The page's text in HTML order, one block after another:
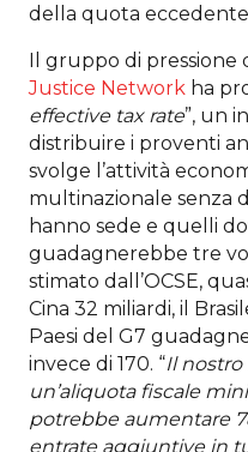
della quota
Il gruppo di
Justice Network ha
effective tax rate”, un
distribuire i proventi
svolge l’attività
multinazionale senza
hanno sede e quelli
guadagnerebbe tre
stimato dall’OCSE,
Cina 32 miliardi, il
Paesi del G7
invece di 170. “Il
un’aliquota fiscale
potrebbe aumentare
entrate aggiuntive in